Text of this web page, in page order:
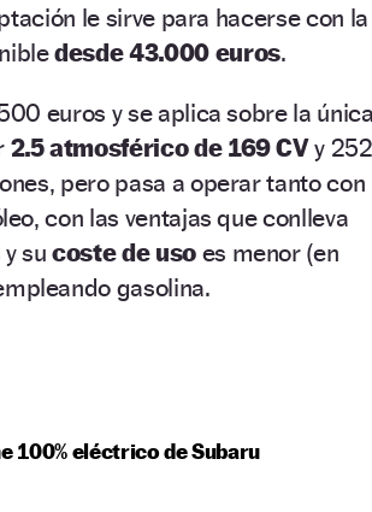
le sirve para hacerse con la
desde 43.000 euros.
euros y se aplica sobre la
2.5 atmosférico de 169 CVy 252
pero pasa a operar tanto con
con las ventajas que conlleva
y sucoste de usoes menor (en
gasolina.
100% eléctrico de Subaru